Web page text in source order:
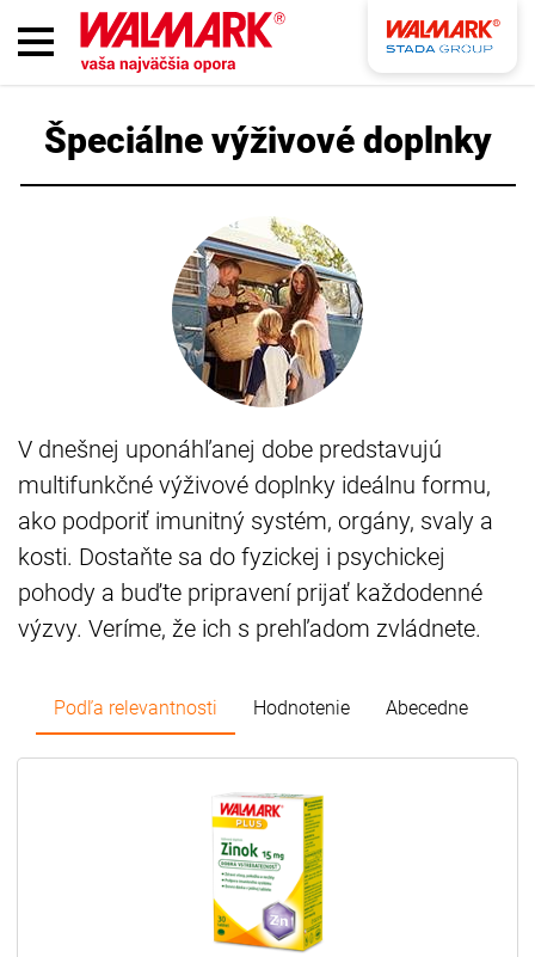
Špeciálne výživové doplnky
V dnešnej uponáhľanej dobe predstavujú
multifunkčné výživové doplnky ideálnu formu,
ako podporiť imunitný systém, orgány, svaly a
kosti. Dostaňte sa do fyzickej i psychickej
pohody a buďte pripravení prijať každodenné
výzvy. Veríme, že ich s prehľadom zvládnete.
Podľa relevantnosti Hodnotenie Abecedne